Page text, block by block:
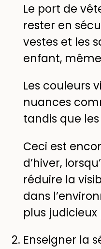
Le port de
rester en
vestes et les
enfant,
Les couleurs
nuances
tandis que
Ceci est
d’hiver,
réduire la
dans
plus
Enseigner la